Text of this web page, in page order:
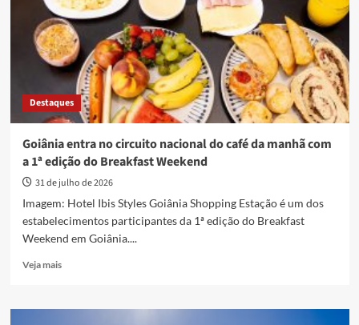
Destaques
Goiânia entra no circuito nacional do café da manhã com
a 1ª edição do Breakfast Weekend
31 de julho de 2026
Imagem: Hotel Ibis Styles Goiânia Shopping Estação é um dos
estabelecimentos participantes da 1ª edição do Breakfast
Weekend em Goiânia....
Veja maisRead
Goiânia